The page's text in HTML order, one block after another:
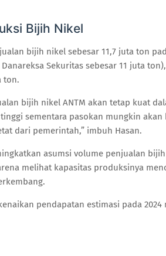
Bijih Nikel
bijih nikel sebesar 11,7 juta ton
Sekuritas sebesar 11 juta
ton.
bijih nikel ANTM akan tetap kuat
sementara pasokan mungkin akan
dari pemerintah,” imbuh Hasan.
asumsi volume penjualan
melihat kapasitas produksinya
pendapatan estimasi pada 2024